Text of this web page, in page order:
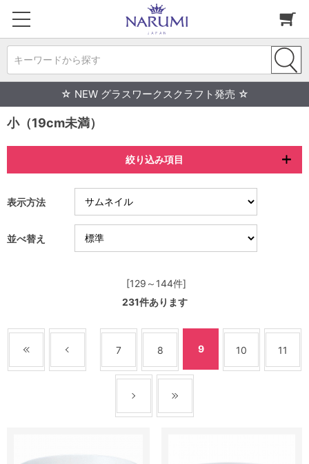
キーワードから探す
☆ NEW グラスワークスクラフト発売 ☆
小（19cm未満）
絞り込み項目
表示方法
並べ替え
[129～144件]
231件あります
7 8 9 10 11